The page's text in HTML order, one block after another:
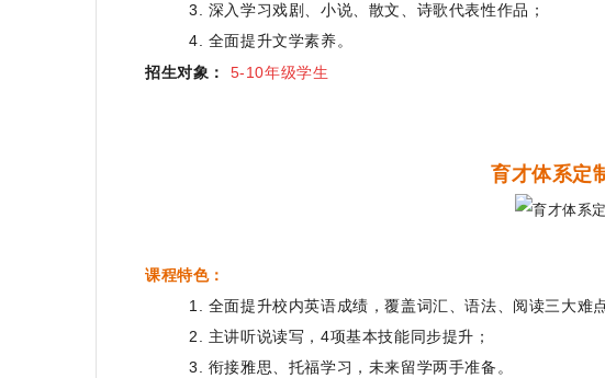
3. 深入学习戏剧、小说、散文、诗歌代表性作品；
4. 全面提升文学素养。
招生对象 ： 5-10年级学生
育才体系定
课程特色：
1. 全面提升校内英语成绩，覆盖词汇、语法、阅读三大难
2. 主讲听说读写，4项基本技能同步提升；
3. 衔接雅思、托福学习，未来留学两手准备。